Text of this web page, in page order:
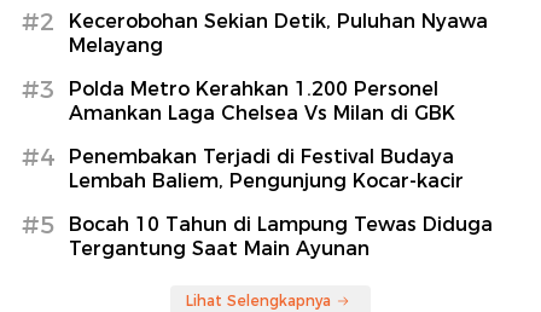
#2
Kecerobohan Sekian Detik, Puluhan Nyawa
Melayang
#3
Polda Metro Kerahkan 1.200 Personel
Amankan Laga Chelsea Vs Milan di GBK
#4
Penembakan Terjadi di Festival Budaya
Lembah Baliem, Pengunjung Kocar-kacir
#5
Bocah 10 Tahun di Lampung Tewas Diduga
Tergantung Saat Main Ayunan
Lihat Selengkapnya